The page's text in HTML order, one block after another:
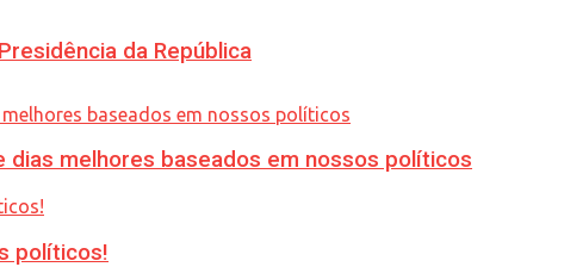
da República
dias melhores baseados em nossos políticos
políticos!